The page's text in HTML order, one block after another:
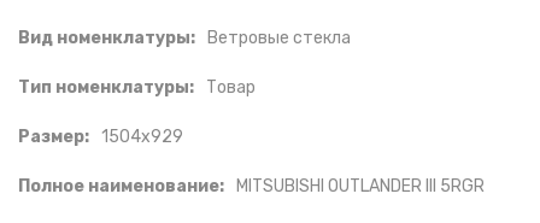
Вид номенклатуры: Ветровые стекла
Тип номенклатуры: Товар
Размер: 1504x929
Полное наименование: MITSUBISHI OUTLANDER III 5RGR